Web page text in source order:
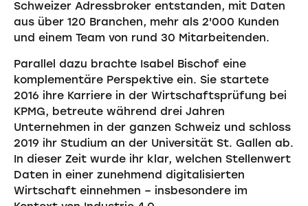
Schweizer Adressbroker entstanden, mit Daten
aus über 120 Branchen, mehr als 2'000 Kunden
und einem Team von rund 30 Mitarbeitenden.
Parallel dazu brachte Isabel Bischof eine
komplementäre Perspektive ein. Sie startete
2016 ihre Karriere in der Wirtschaftsprüfung bei
KPMG, betreute während drei Jahren
Unternehmen in der ganzen Schweiz und schloss
2019 ihr Studium an der Universität St. Gallen ab.
In dieser Zeit wurde ihr klar, welchen Stellenwert
Daten in einer zunehmend digitalisierten
Wirtschaft einnehmen – insbesondere im